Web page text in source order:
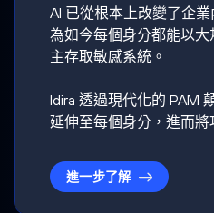
AI 已從根本上改變了企
為如今每個身分都能以
主存取敏感系統。
Idira 透過現代化的 PAM
延伸至每個身分，進而將
進一步了解